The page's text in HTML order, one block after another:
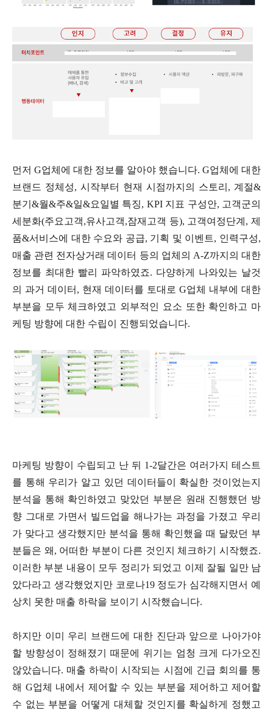
먼저 G업체에 대한 정보를 알아야 했습니다. G업체에 대한
브랜드 정체성, 시작부터 현재 시점까지의 스토리, 계절&
분기&월&주&일&요일별 특징, KPI 지표 구성안, 고객군의
세분화(주요고객,유사고객,잠재고객 등), 고객여정단계, 제
품&서비스에 대한 수요와 공급, 기획 및 이벤트, 인력구성,
매출 관련 전자상거래 데이터 등의 업체의 A-Z까지의 대한
정보를 최대한 빨리 파악하였죠. 다양하게 나와있는 날것
의 과거 데이터, 현재 데이터를 토대로 G업체 내부에 대한
부분을 모두 체크하였고 외부적인 요소 또한 확인하고 마
케팅 방향에 대한 수립이 진행되었습니다.
마케팅 방향이 수립되고 난 뒤 1-2달간은 여러가지 테스트
를 통해 우리가 알고 있던 데이터들이 확실한 것이었는지
분석을 통해 확인하였고 맞았던 부분은 원래 진행했던 방
향 그대로 가면서 빌드업을 해나가는 과정을 가졌고 우리
가 맞다고 생각했지만 분석을 통해 확인했을 때 달랐던 부
분들은 왜, 어떠한 부분이 다른 것인지 체크하기 시작했죠.
이러한 부분 내용이 모두 정리가 되었고 이제 잘될 일만 남
았다라고 생각했었지만 코로나19 정도가 심각해지면서 예
상치 못한 매출 하락을 보이기 시작했습니다.
하지만 이미 우리 브랜드에 대한 진단과 앞으로 나아가야
할 방향성이 정해졌기 때문에 위기는 엄청 크게 다가오진
않았습니다. 매출 하락이 시작되는 시점에 긴급 회의를 통
해 G업체 내에서 제어할 수 있는 부분을 제어하고 제어할
수 없는 부분을 어떻게 대체할 것인지를 확실하게 정했고